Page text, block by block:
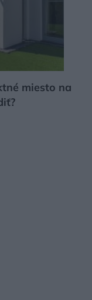
miesto na